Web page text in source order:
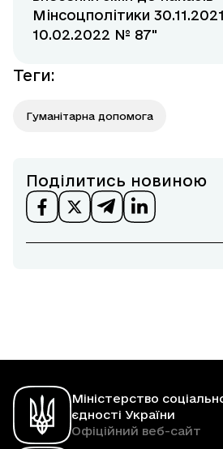
Мінсоцполітики
10.02.2022 № 87"
Теги:
Гуманітарна допомога
Поділитись новиною
Міністерство
єдності України
Офіційний веб-сайт